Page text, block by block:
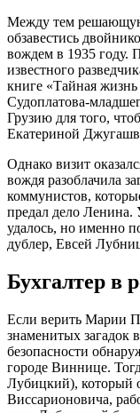
Между тем
обзавестись
вождем в 1935 году.
известного
книге «Тайная
Судоплатова-
Грузию для того,
Екатериной
Однако визит
вождя разоблачила
коммунистов,
предал дело Ленина.
удалось, но именно
дублер, Евсей
Бухгалтер в
Если верить Марии
знаменитых загадок
безопасности
городе Виннице.
Лубицкий), который
Виссарионовича,